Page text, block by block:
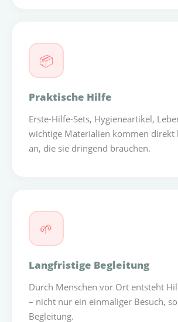
📦
Praktische Hilfe
Erste-Hilfe-Sets, Hygieneartikel,
wichtige Materialien kommen direkt
an, die sie dringend brauchen.
🌱
Langfristige Begleitung
Durch Menschen vor Ort entsteht
– nicht nur ein einmaliger Besuch,
Begleitung.